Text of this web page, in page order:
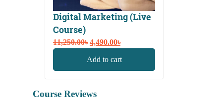
Digital Marketing (Live
Course)
11,250.00৳ Original
4,490.00৳Current
Add to cart
Course Reviews